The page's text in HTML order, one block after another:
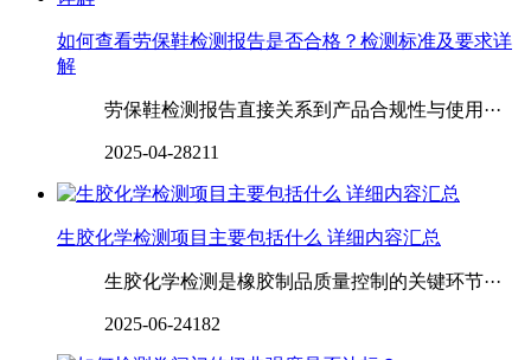
如何查看劳保鞋检测报告是否合格？检测标准及要求详
解
劳保鞋检测报告直接关系到产品合规性与使用···
2025-04-28211
生胶化学检测项目主要包括什么 详细内容汇总
生胶化学检测是橡胶制品质量控制的关键环节···
2025-06-24182